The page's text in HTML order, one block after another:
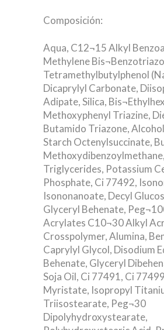
Composición:
Aqua, C12¬15 Alkyl
Methylene
Tetramethylbutylphenol
Dicaprylyl Carbonate,
Adipate, Silica,
Methoxyphenyl Triazine,
Butamido Triazone,
Starch Octenylsuccinate,
Triglycerides, Potassium
Phosphate, Ci 77492,
Isononanoate, Decyl
Glyceryl Behenate,
Acrylates C10¬30 Alkyl
Crosspolymer, Alumina,
Caprylyl Glycol, Disodium
Behenate, Glyceryl
Soja Oil, Ci 77491, Ci
Myristate, Isopropyl
Triisostearate, Peg¬30
Dipolyhydroxystearate,